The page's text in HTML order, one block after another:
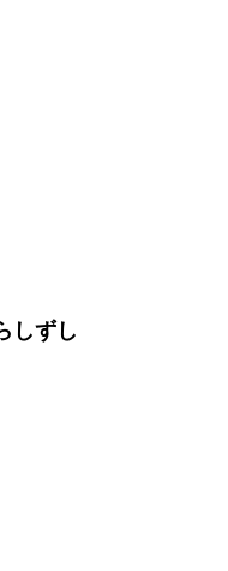
しずし